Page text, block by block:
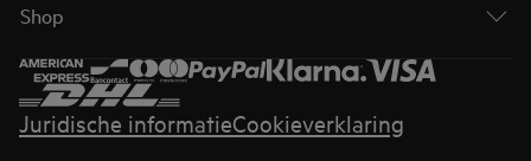
Shop
Juridische informatieCookieverklaring